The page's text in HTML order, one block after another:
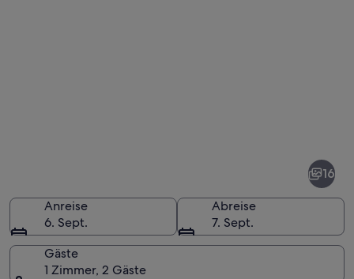
16
Anreise
6. Sept.
Abreise
7. Sept.
Gäste
1 Zimmer, 2 Gäste